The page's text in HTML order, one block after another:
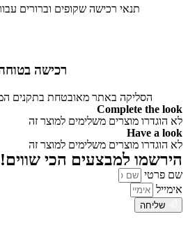
תנאי רכישה שקופים וברורים
רכישה
הסליקה באתר מאובטחת בתקנים
Complete the look
לא הוגדרו מוצרים משלימים למוצר זה
Have a look
לא הוגדרו מוצרים משלימים למוצר זה
הירשמו למבצעים הכי שווים!
שם פרטי
אימייל
שליחה